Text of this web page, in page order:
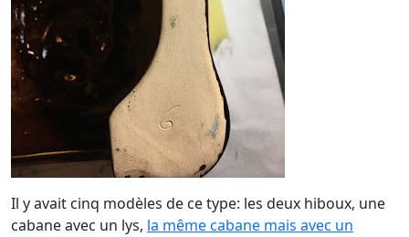
Il y avait cinq modèles de ce type: les deux hiboux, une
cabane avec un lys, la même cabane mais avec un